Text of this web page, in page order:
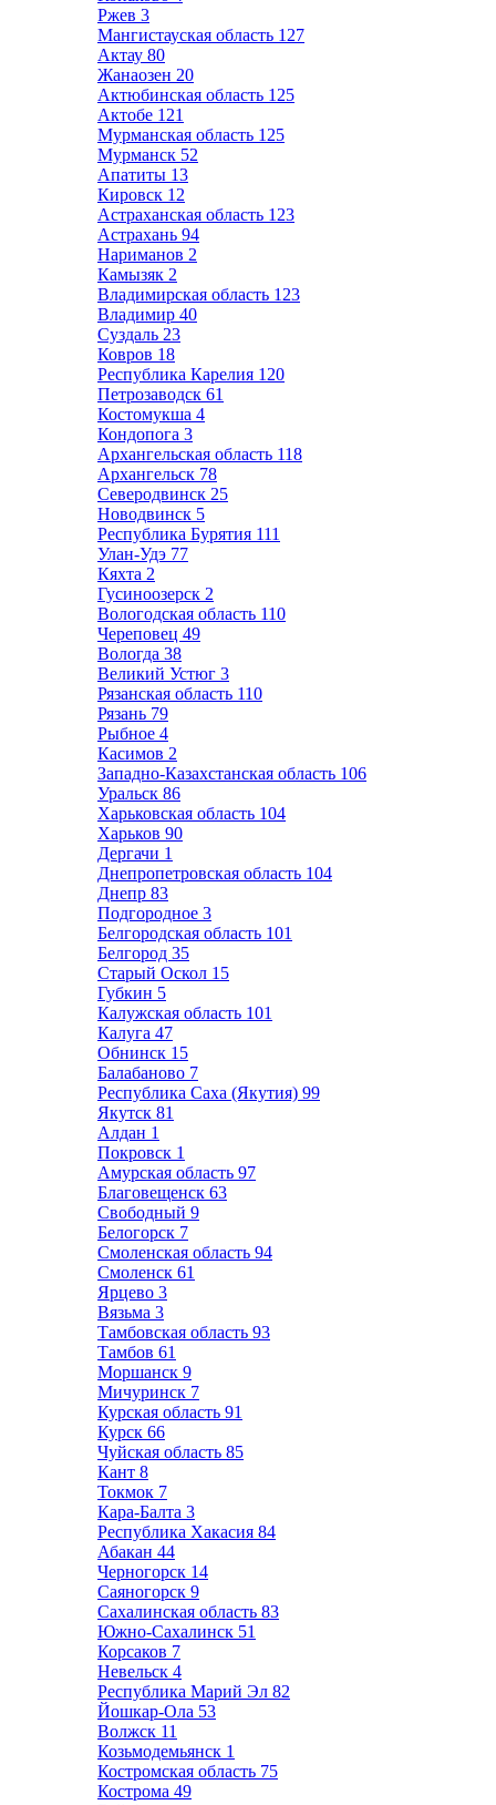
Ржев 3
Мангистауская область 127
Актау 80
Жанаозен 20
Актюбинская область 125
Актобе 121
Мурманская область 125
Мурманск 52
Апатиты 13
Кировск 12
Астраханская область 123
Астрахань 94
Нариманов 2
Камызяк 2
Владимирская область 123
Владимир 40
Суздаль 23
Ковров 18
Республика Карелия 120
Петрозаводск 61
Костомукша 4
Кондопога 3
Архангельская область 118
Архангельск 78
Северодвинск 25
Новодвинск 5
Республика Бурятия 111
Улан-Удэ 77
Кяхта 2
Гусиноозерск 2
Вологодская область 110
Череповец 49
Вологда 38
Великий Устюг 3
Рязанская область 110
Рязань 79
Рыбное 4
Касимов 2
Западно-Казахстанская область 106
Уральск 86
Харьковская область 104
Харьков 90
Дергачи 1
Днепропетровская область 104
Днепр 83
Подгородное 3
Белгородская область 101
Белгород 35
Старый Оскол 15
Губкин 5
Калужская область 101
Калуга 47
Обнинск 15
Балабаново 7
Республика Саха (Якутия) 99
Якутск 81
Алдан 1
Покровск 1
Амурская область 97
Благовещенск 63
Свободный 9
Белогорск 7
Смоленская область 94
Смоленск 61
Ярцево 3
Вязьма 3
Тамбовская область 93
Тамбов 61
Моршанск 9
Мичуринск 7
Курская область 91
Курск 66
Чуйская область 85
Кант 8
Токмок 7
Кара-Балта 3
Республика Хакасия 84
Абакан 44
Черногорск 14
Саяногорск 9
Сахалинская область 83
Южно-Сахалинск 51
Корсаков 7
Невельск 4
Республика Марий Эл 82
Йошкар-Ола 53
Волжск 11
Козьмодемьянск 1
Костромская область 75
Кострома 49